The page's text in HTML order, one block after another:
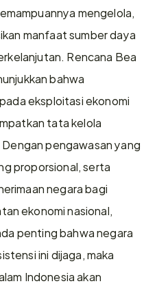
mengelola,
manfaat sumber daya
Rencana Bea
bahwa
eksploitasi ekonomi
tata kelola
pengawasan yang
proporsional, serta
negara bagi
ekonomi nasional,
penting bahwa negara
ini dijaga, maka
Indonesia akan